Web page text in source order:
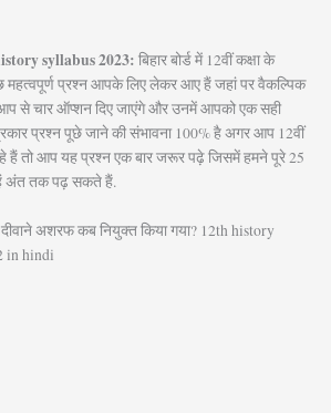
syllabus 2023: बिहार बोर्ड में 12वीं कक्षा के
महत्वपूर्ण प्रश्न आपके लिए लेकर आए हैं जहां पर वैकल्पिक
से चार ऑप्शन दिए जाएंगे और उनमें आपको एक सही
प्रश्न पूछे जाने की संभावना 100% है अगर आप 12वीं
रहे हैं तो आप यह प्रश्न एक बार जरूर पढ़े जिसमें हमने पूरे 25
हैं अंत तक पढ़ सकते हैं.
अशरफ कब नियुक्त किया गया? 12th history
in hindi